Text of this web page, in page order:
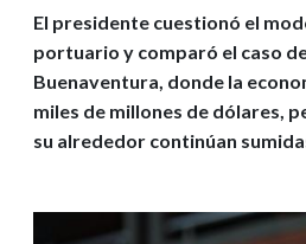
El presidente cuestionó el
portuario y comparó el caso
Buenaventura, donde la
miles de millones de dólares,
su alrededor continúan